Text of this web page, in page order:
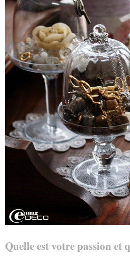
Quelle est votre passion et